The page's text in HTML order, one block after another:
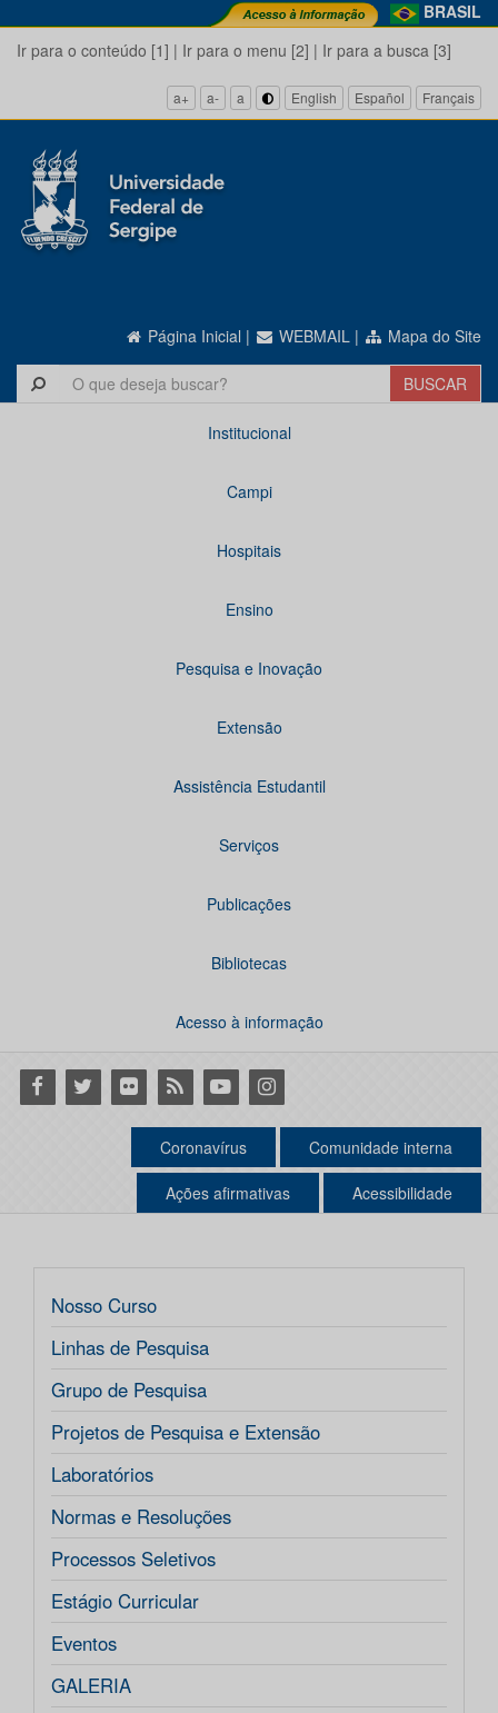
BRASIL
Ir para o conteúdo [1] | Ir para o menu [2] | Ir para a busca [3]
a+ a- a English Español Français
Página Inicial | WEBMAIL | Mapa do Site
Institucional
Campi
Hospitais
Ensino
Pesquisa e Inovação
Extensão
Assistência Estudantil
Serviços
Publicações
Bibliotecas
Acesso à informação
Facebook
Twitter Flickr RSS YoutubeInstagram
Coronavírus Comunidade interna
Ações afirmativas Acessibilidade
Nosso Curso
Linhas de Pesquisa
Grupo de Pesquisa
Projetos de Pesquisa e Extensão
Laboratórios
Normas e Resoluções
Processos Seletivos
Estágio Curricular
Eventos
GALERIA